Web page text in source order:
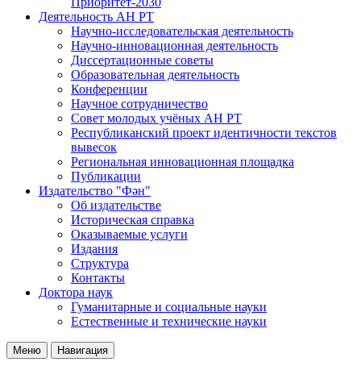
Деятельность АН РТ
Научно-исследовательская деятельность
Научно-инновационная деятельность
Диссертационные советы
Образовательная деятельность
Конференции
Научное сотрудничество
Совет молодых учёных АН РТ
Республиканский проект идентичности текстов
вывесок
Региональная инновационная площадка
Публикации
Издательство "Фән"
Об издательстве
Историческая справка
Оказываемые услуги
Издания
Структура
Контакты
Доктора наук
Гуманитарные и социальные науки
Естественные и технические науки
Меню Навигация